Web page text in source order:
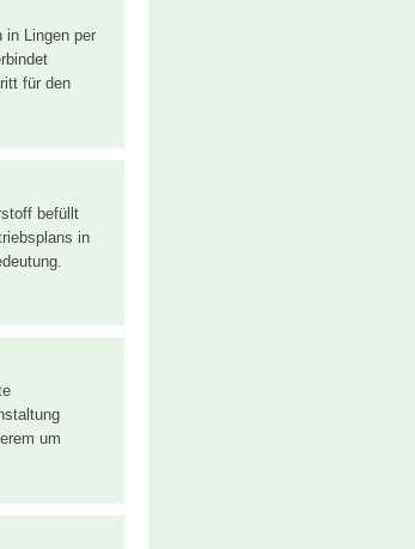
in Lingen per
für den
befüllt
in
um